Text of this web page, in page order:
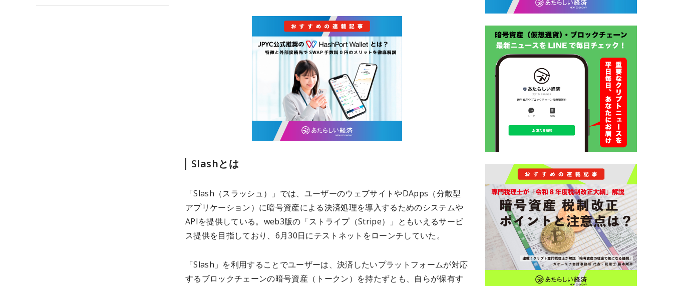
Slashとは
「Slash（スラッシュ）」では、ユーザーのウェブサイトやDApps（分散型
アプリケーション）に暗号資産による決済処理を導入するためのシステムや
APIを提供している。web3版の「ストライプ（Stripe）」ともいえるサービ
ス提供を目指しており、6月30日にテストネットをローンチしていた。
「Slash」を利用することでユーザーは、決済したいプラットフォームが対応
するブロックチェーンの暗号資産（トークン）を持たずとも、自らが保有す